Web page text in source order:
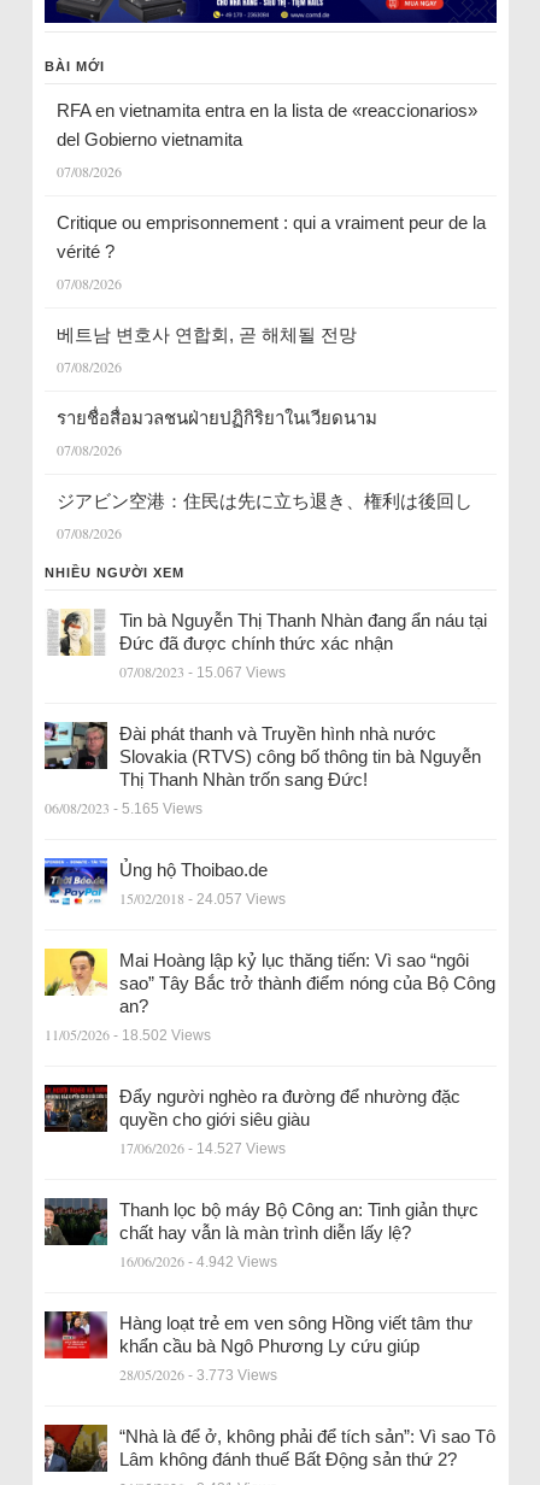
BÀI MỚI
RFA en vietnamita entra en la lista de «reaccionarios»
del Gobierno vietnamita
07/08/2026
Critique ou emprisonnement : qui a vraiment peur de la
vérité ?
07/08/2026
베트남 변호사 연합회, 곧 해체될 전망
07/08/2026
รายชื่อสื่อมวลชนฝ่ายปฏิกิริยาในเวียดนาม
07/08/2026
ジアビン空港：住民は先に立ち退き、権利は後回し
07/08/2026
NHIỀU NGƯỜI XEM
Tin bà Nguyễn Thị Thanh Nhàn đang ẩn náu tại
Đức đã được chính thức xác nhận
07/08/2023 - 15.067 Views
Đài phát thanh và Truyền hình nhà nước
Slovakia (RTVS) công bố thông tin bà Nguyễn
Thị Thanh Nhàn trốn sang Đức!
06/08/2023 - 5.165 Views
Ủng hộ Thoibao.de
15/02/2018 - 24.057 Views
Mai Hoàng lập kỷ lục thăng tiến: Vì sao “ngôi
sao” Tây Bắc trở thành điểm nóng của Bộ Công
an?
11/05/2026 - 18.502 Views
Đẩy người nghèo ra đường để nhường đặc
quyền cho giới siêu giàu
17/06/2026 - 14.527 Views
Thanh lọc bộ máy Bộ Công an: Tinh giản thực
chất hay vẫn là màn trình diễn lấy lệ?
16/06/2026 - 4.942 Views
Hàng loạt trẻ em ven sông Hồng viết tâm thư
khẩn cầu bà Ngô Phương Ly cứu giúp
28/05/2026 - 3.773 Views
“Nhà là để ở, không phải để tích sản”: Vì sao Tô
Lâm không đánh thuế Bất Động sản thứ 2?